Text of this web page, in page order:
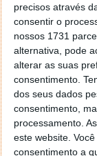
precisos através
consentir o
nossos 1731
alternativa, pode
alterar as suas
consentimento.
dos seus dados
consentimento,
processamento.
este website.
consentimento a
o MSn
Vítor
@Rui
Tens
janela
rato faz
clica no